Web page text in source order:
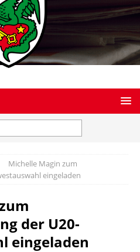
Michelle Magin zum
eingeladen
der U20-
eingeladen